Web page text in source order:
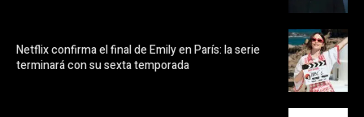
Netflix confirma el final de Emily en París: la serie
terminará con su sexta temporada